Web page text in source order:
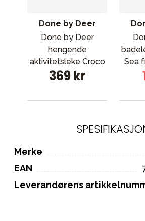
Done by Deer
Done by Deer
hengende
aktivitetsleke Croco
Green
369 kr
Sea
Merke
EAN
Leverandørens